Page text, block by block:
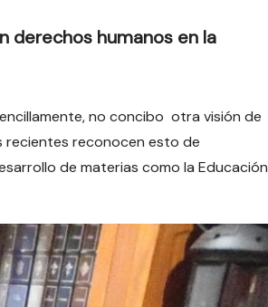
derechos humanos en la
no concibo otra visión de
recientes reconocen esto de
de materias como la Educación